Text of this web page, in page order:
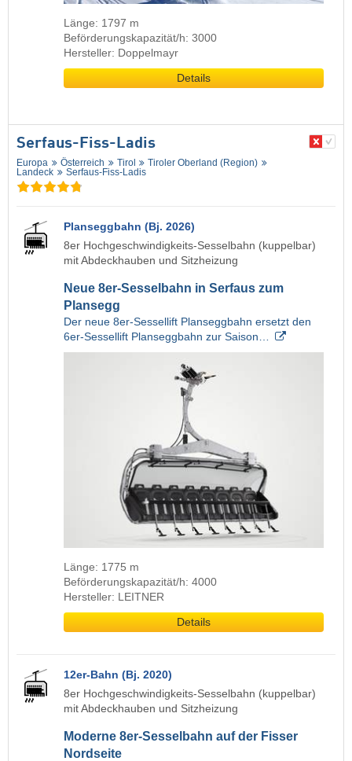
Länge: 1797 m
Beförderungskapazität/h: 3000
Hersteller: Doppelmayr
Details
Serfaus-Fiss-Ladis
Europa Österreich Tirol
Tiroler Oberland (Region)
Landeck
Serfaus-Fiss-Ladis
Planseggbahn (Bj. 2026)
8er Hochgeschwindigkeits-Sesselbahn (kuppelbar)
mit Abdeckhauben und Sitzheizung
Neue 8er-Sesselbahn in Serfaus zum
Plansegg
Der neue 8er-Sessellift Planseggbahn ersetzt den
6er-Sessellift Planseggbahn zur Saison…
Länge: 1775 m
Beförderungskapazität/h: 4000
Hersteller: LEITNER
Details
12er-Bahn (Bj. 2020)
8er Hochgeschwindigkeits-Sesselbahn (kuppelbar)
mit Abdeckhauben und Sitzheizung
Moderne 8er-Sesselbahn auf der Fisser
Nordseite